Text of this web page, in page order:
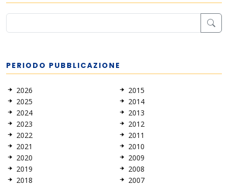
PERIODO PUBBLICAZIONE
2026
2025
2024
2023
2022
2021
2020
2019
2018
2015
2014
2013
2012
2011
2010
2009
2008
2007